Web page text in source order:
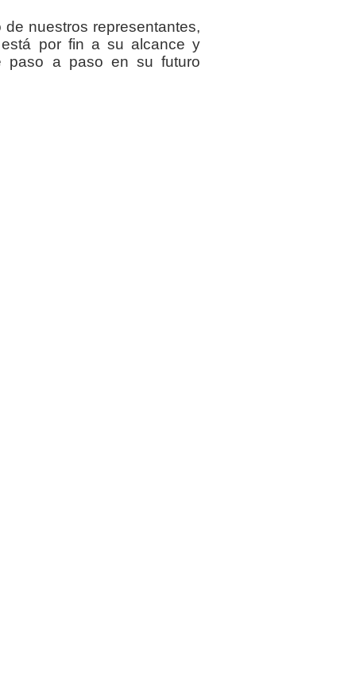
nuestros representantes,
por fin a su alcance y
paso a paso en su futuro